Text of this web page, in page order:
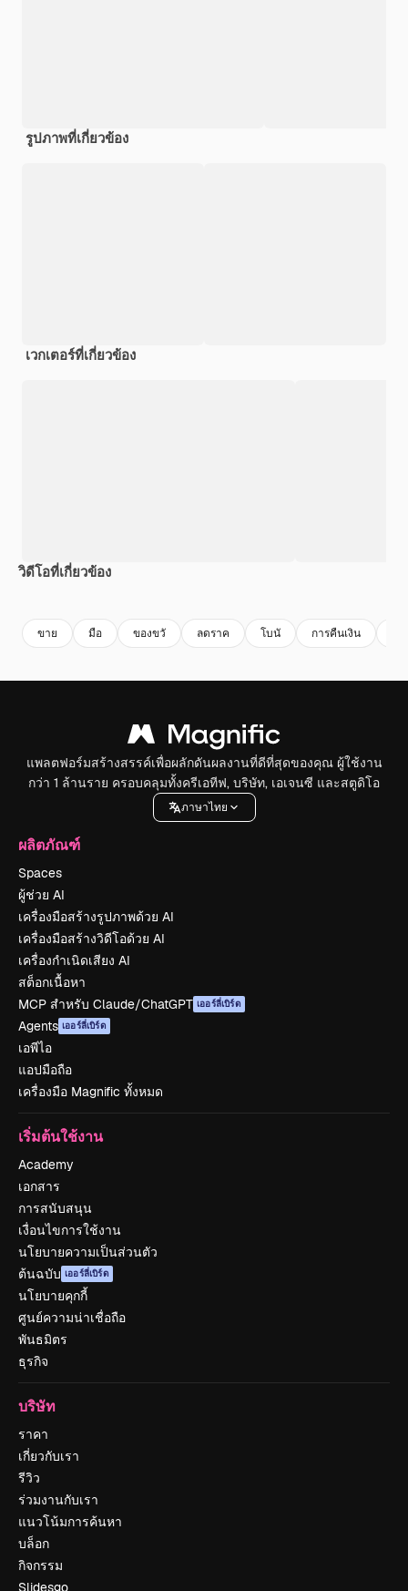
รูปภาพที่เกี่ยวข้อง
เวกเตอร์ที่เกี่ยวข้อง
วิดีโอที่เกี่ยวข้อง
ขาย มือ ของขวั ลดราค โบนั การคืนเงิน
แพลตฟอร์มสร้างสรรค์เพื่อผลักดันผลงานที่ดีที่สุดของคุณ ผู้ใช้งาน
กว่า 1 ล้านราย ครอบคลุมทั้งครีเอทีฟ, บริษัท, เอเจนซี และสตูดิโอ
ภาษาไทย
ผลิตภัณฑ์
Spaces
ผู้ช่วย AI
เครื่องมือสร้างรูปภาพด้วย AI
เครื่องมือสร้างวิดีโอด้วย AI
เครื่องกำเนิดเสียง AI
สต็อกเนื้อหา
MCP สำหรับ Claude/ChatGPT เออร์ลี่เบิร์ด
Agents เออร์ลี่เบิร์ด
เอพีไอ
แอปมือถือ
เครื่องมือ Magnific ทั้งหมด
เริ่มต้นใช้งาน
Academy
เอกสาร
การสนับสนุน
เงื่อนไขการใช้งาน
นโยบายความเป็นส่วนตัว
ต้นฉบับ เออร์ลี่เบิร์ด
นโยบายคุกกี้
ศูนย์ความน่าเชื่อถือ
พันธมิตร
ธุรกิจ
บริษัท
ราคา
เกี่ยวกับเรา
รีวิว
ร่วมงานกับเรา
แนวโน้มการค้นหา
บล็อก
กิจกรรม
Slidesgo